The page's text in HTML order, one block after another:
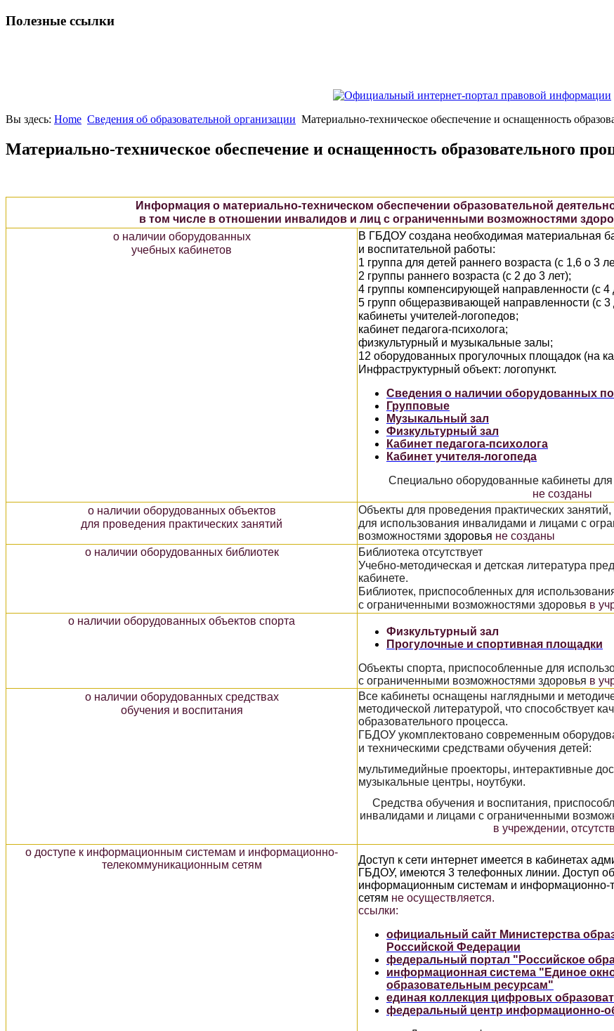
Полезные ссылки
Вы здесь: Home Сведения об образовательной организации Материально-техническое обеспечение и оснащенность
Материально-техническое обеспечение и оснащенность образовательного
Информация о материально-техническом обеспечении образовательной
в том числе в отношении инвалидов и лиц с ограниченными возможностями
о наличии оборудованных
учебных кабинетов
В ГБДОУ создана необходимая материальная
и воспитательной работы:
1 группа для детей раннего возраста (с 1,6 о 3
2 группы раннего возраста (с 2 до 3 лет);
4 группы компенсирующей направленности (с 4
5 групп общеразвивающей направленности (с 3
кабинеты учителей-логопедов;
кабинет педагога-психолога;
физкультурный и музыкальные залы;
12 оборудованных прогулочных площадок (на
Инфраструктурный объект: логопункт.
Сведения о наличии оборудованных
Групповые
Музыкальный зал
Физкультурный зал
Кабинет педагога-психолога
Кабинет учителя-логопеда
Специально оборудованные кабинеты
не созданы
о наличии оборудованных объектов
для проведения практических занятий
Объекты для проведения практических
для использования инвалидами и лицами с
возможностями здоровья не созданы
о наличии оборудованных библиотек
Библиотека отсутствует
Учебно-методическая и детская литература
кабинете.
Библиотек, приспособленных для
с ограниченными возможностями здоровья в
о наличии оборудованных объектов спорта
Физкультурный зал
Прогулочные и спортивная площадки
Объекты спорта, приспособленные для
с ограниченными возможностями здоровья в
о наличии оборудованных средствах
обучения и воспитания
Все кабинеты оснащены наглядными и
методической литературой, что способствует
образовательного процесса.
ГБДОУ укомплектовано современным
и техническими средствами обучения детей:
мультимедийные проекторы, интерактивные
музыкальные центры, ноутбуки.
Средства обучения и воспитания,
инвалидами и лицами с ограниченными
в учреждении,
о доступе к информационным системам и информационно-
телекоммуникационным сетям
Доступ к сети интернет имеется в кабинетах
ГБДОУ, имеются 3 телефонных линии. Доступ
информационным системам и информационно-
сетям не
ссылки:
официальный сайт Министерства
Российской Федерации
федеральный портал "Российское
информационная система "Единое
образовательным ресурсам"
единая коллекция цифровых
федеральный центр информационно-